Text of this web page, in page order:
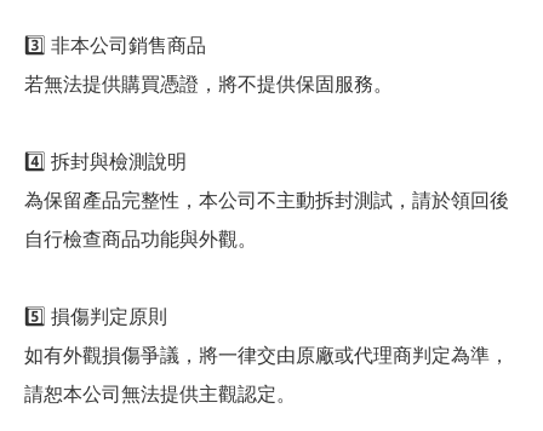
3️⃣ 非本公司銷售商品
若無法提供購買憑證，將不提供保固服務。
4️⃣ 拆封與檢測說明
為保留產品完整性，本公司不主動拆封測試，請於領回後
自行檢查商品功能與外觀。
5️⃣ 損傷判定原則
如有外觀損傷爭議，將一律交由原廠或代理商判定為準，
請恕本公司無法提供主觀認定。